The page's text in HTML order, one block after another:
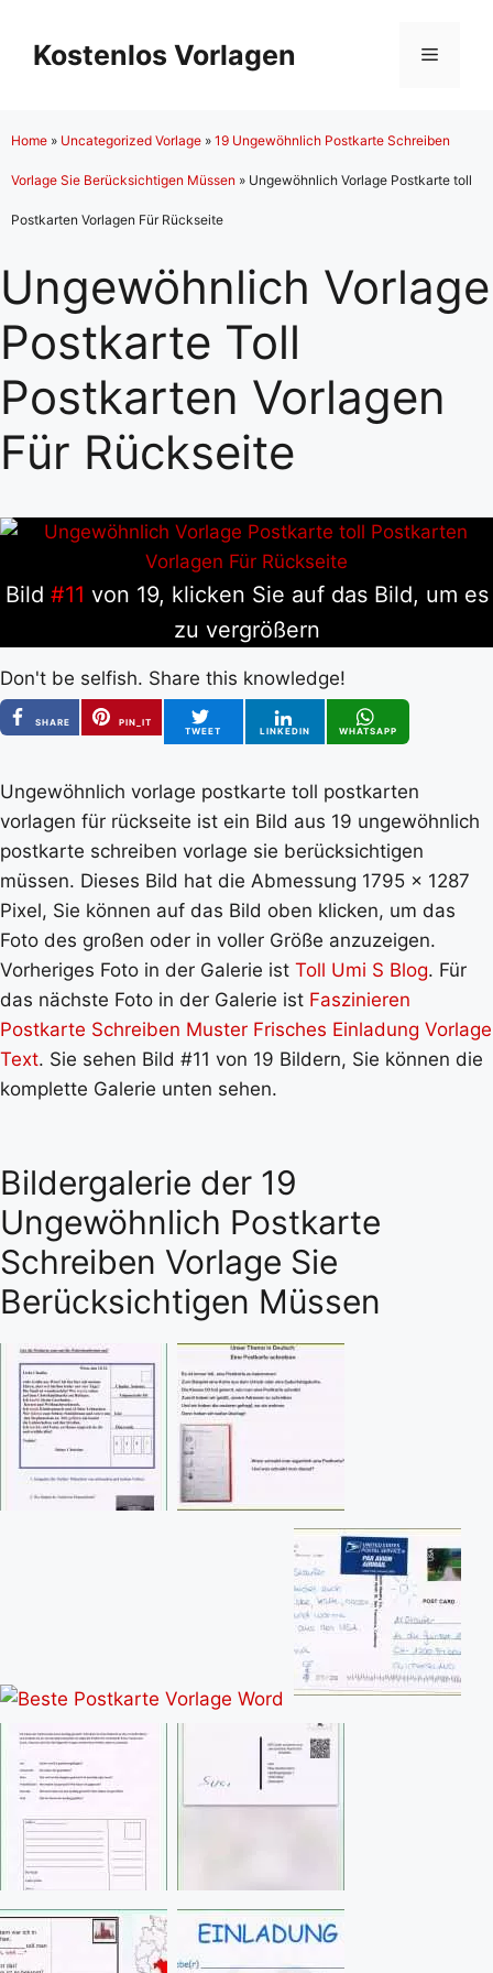
Inhalt
springen
Kostenlos Vorlagen Menü
Home » Uncategorized Vorlage » 19 Ungewöhnlich Postkarte Schreiben
Vorlage Sie Berücksichtigen Müssen » Ungewöhnlich Vorlage Postkarte toll
Postkarten Vorlagen Für Rückseite
Ungewöhnlich Vorlage
Postkarte Toll
Postkarten Vorlagen
Für Rückseite
Bild #11 von 19, klicken Sie auf das Bild, um es
zu vergrößern
Don't be selfish. Share this knowledge!
SHARE
PIN_IT
TWEET
LINKEDIN WHATSAPP
Ungewöhnlich vorlage postkarte toll postkarten
vorlagen für rückseite ist ein Bild aus 19 ungewöhnlich
postkarte schreiben vorlage sie berücksichtigen
müssen. Dieses Bild hat die Abmessung 1795 x 1287
Pixel, Sie können auf das Bild oben klicken, um das
Foto des großen oder in voller Größe anzuzeigen.
Vorheriges Foto in der Galerie ist Toll Umi S Blog. Für
das nächste Foto in der Galerie ist Faszinieren
Postkarte Schreiben Muster Frisches Einladung Vorlage
Text. Sie sehen Bild #11 von 19 Bildern, Sie können die
komplette Galerie unten sehen.
Bildergalerie der 19
Ungewöhnlich Postkarte
Schreiben Vorlage Sie
Berücksichtigen Müssen